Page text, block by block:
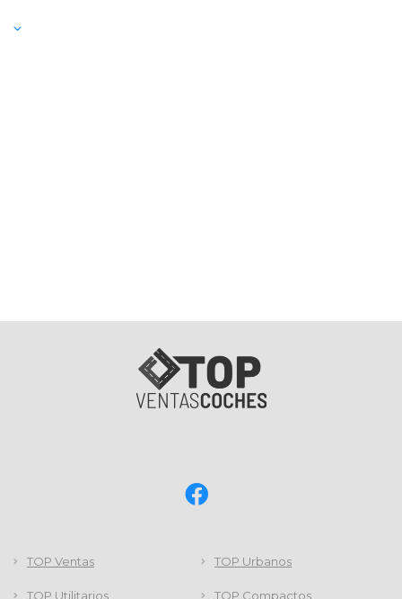
TOP Ventas TOP Urbanos
TOP Utilitarios TOP Compactos